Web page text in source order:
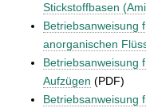
Stickstoffbasen
Betriebsanweisung
anorganischen
Betriebsanweisung
Aufzügen (PDF)
Betriebsanweisung